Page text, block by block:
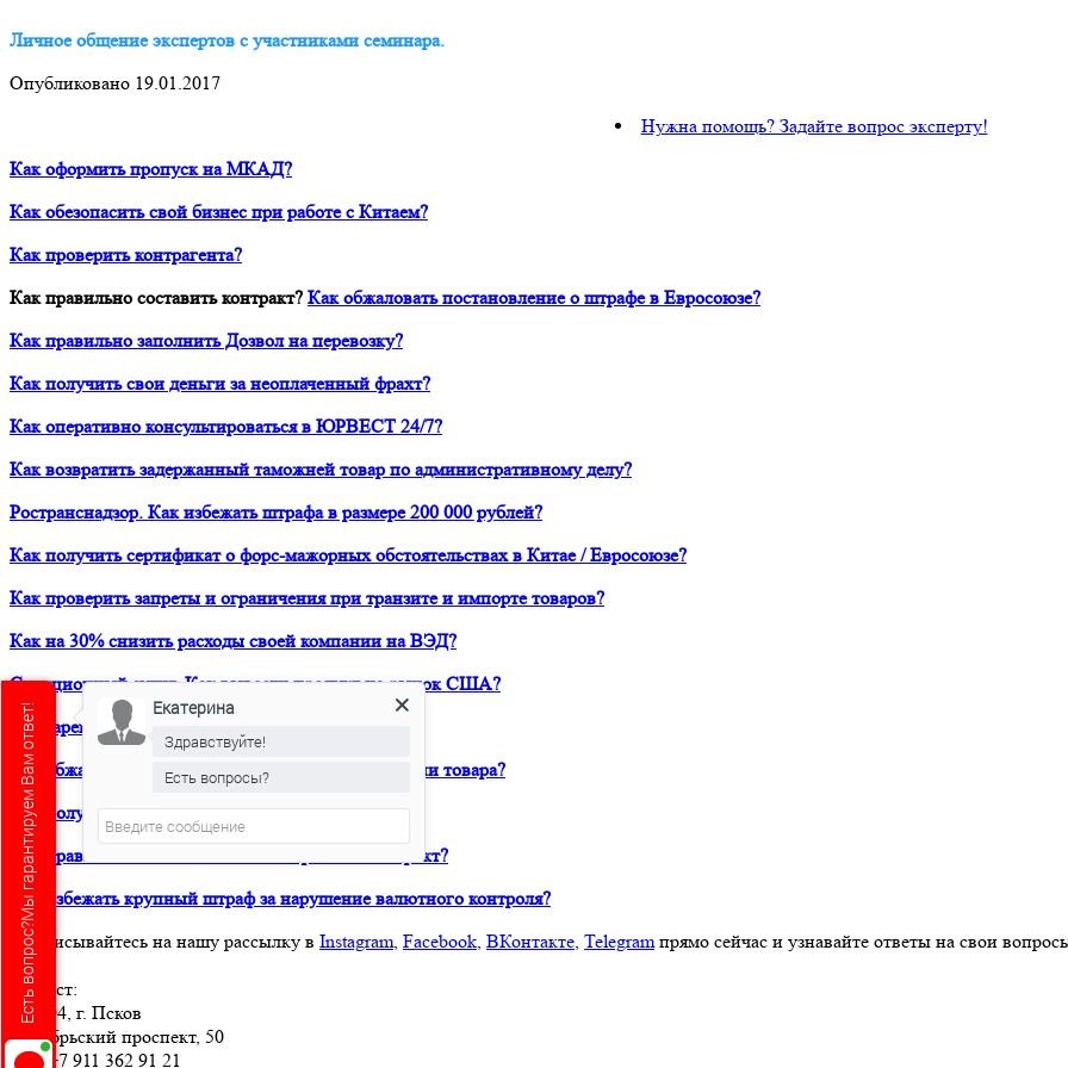
Личное общение экспертов с участниками семинара.
Опубликовано 19.01.2017
Нужна помощь? Задайте вопрос эксперту!
Как оформить пропуск на МКАД?
Как обезопасить свой бизнес при работе с Китаем?
Как проверить контрагента?
Как правильно составить контракт? Как обжаловать постановление о штрафе в Евросоюзе?
Как правильно заполнить Дозвол на перевозку?
Как получить свои деньги за неоплаченный фрахт?
Как оперативно консультироваться в ЮРВЕСТ 24/7?
Как возвратить задержанный таможней товар по административному делу?
Ространснадзор. Как избежать штрафа в размере 200 000 рублей?
Как получить сертификат о форс-мажорных обстоятельствах в Китае / Евросоюзе?
Как проверить запреты и ограничения при транзите и импорте товаров?
Как на 30% снизить расходы своей компании на ВЭД?
Санкционный аудит. Как вывести продукт на рынок США?
Как зарегистрировать товарный знак в ТРОИС?
Как обжаловать решение таможни о классификации товара?
Как получить предварительное классрешение?
Как правильно составить внешнеторговый контракт?
Как избежать крупный штраф за нарушение валютного контроля?
Подписывайтесь на нашу рассылку в Instagram Facebook ВКонтакте Telegram прямо сейчас и узнавайте ответы на свои
Юрвест:
180004 , г. Псков
Октябрьский проспект, 50
Тел: +7 911 362 91 21
Есть вопрос?Мы гарантируем Вам ответ! Екатерина
Здравствуйте!
Есть вопросы?